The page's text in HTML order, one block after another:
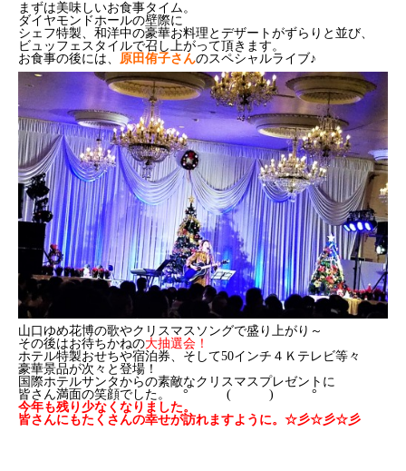
まずは美味しいお食事タイム。
ダイヤモンドホールの壁際に
シェフ特製、和洋中の豪華お料理とデザートがずらりと並び、
ビュッフェスタイルで召し上がって頂きます。
お食事の後には、 原田侑子さんのスペシャルライブ♪
山口ゆめ花博の歌やクリスマスソングで盛り上がり～
その後はお待ちかねの大抽選会！
ホテル特製おせちや宿泊券、そして50インチ４Ｋテレビ等々
豪華景品が次々と登場！
国際ホテルサンタからの素敵なクリスマスプレゼントに
皆さん満面の笑顔でした。 ° ( ) °
今年も残り少なくなりました。
皆さんにもたくさんの幸せが訪れますように。☆彡☆彡☆彡